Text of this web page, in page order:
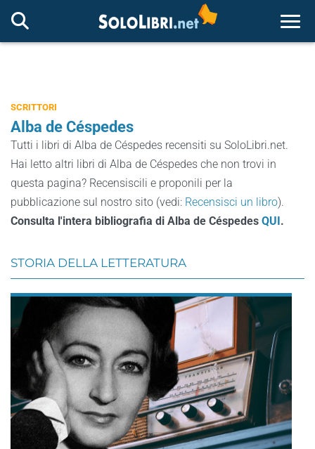
SCRITTORI
Alba de Céspedes
Tutti i libri di Alba de Céspedes recensiti su SoloLibri.net.
Hai letto altri libri di Alba de Céspedes che non trovi in
questa pagina? Recensiscili e proponili per la
pubblicazione sul nostro sito (vedi: Recensisci un libro).
Consulta l'intera bibliografia di Alba de Céspedes QUI.
STORIA DELLA LETTERATURA